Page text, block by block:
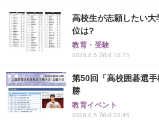
高校生が志願したい
位は?
教育・受験
2026.8.5 Wed 15:15
第50回「高校囲碁選
勝
教育イベント
2026.8.5 Wed 22:45